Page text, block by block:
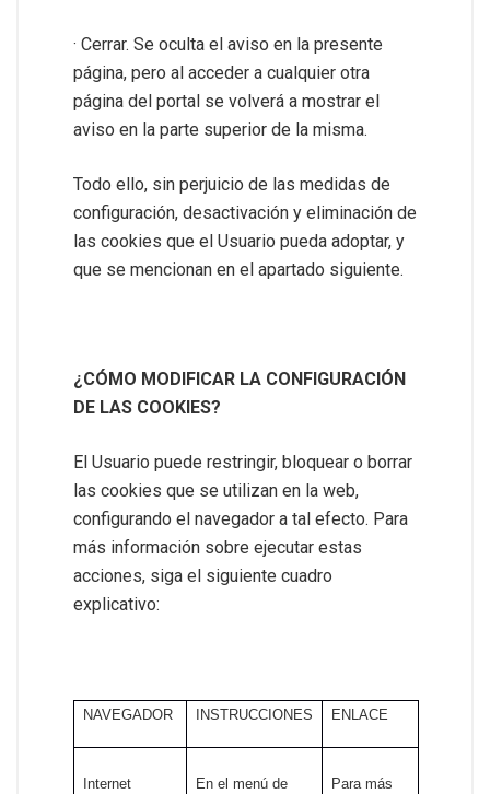
· Cerrar. Se oculta el aviso en la presente
página, pero al acceder a cualquier otra
página del portal se volverá a mostrar el
aviso en la parte superior de la misma.
Todo ello, sin perjuicio de las medidas de
configuración, desactivación y eliminación de
las cookies que el Usuario pueda adoptar, y
que se mencionan en el apartado siguiente.
¿CÓMO MODIFICAR LA CONFIGURACIÓN
DE LAS COOKIES?
El Usuario puede restringir, bloquear o borrar
las cookies que se utilizan en la web,
configurando el navegador a tal efecto. Para
más información sobre ejecutar estas
acciones, siga el siguiente cuadro
explicativo:
NAVEGADOR INSTRUCCIONES ENLACE
Internet
En el menú de
Para más